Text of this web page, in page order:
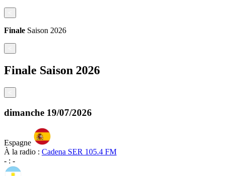
Finale Saison 2026
Finale Saison 2026
dimanche 19/07/2026
Espagne
À la radio : Cadena SER 105.4 FM
- : -